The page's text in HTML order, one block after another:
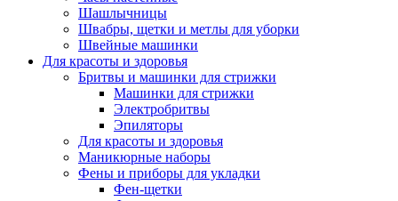
Шашлычницы
Швабры, щетки и метлы для уборки
Швейные машинки
Для красоты и здоровья
Бритвы и машинки для стрижки
Машинки для стрижки
Электробритвы
Эпиляторы
Для красоты и здоровья
Маникюрные наборы
Фены и приборы для укладки
Фен-щетки